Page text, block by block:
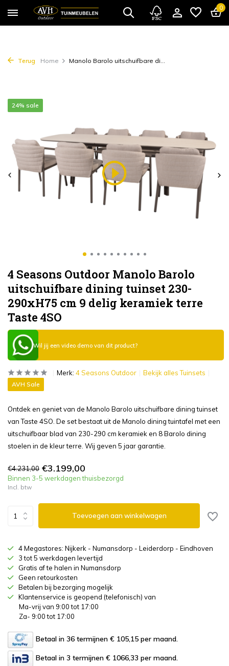
0
Terug Home Manolo Barolo uitschuifbare di...
4 Seasons Outdoor Manolo Barolo
uitschuifbare dining tuinset 230-
290xH75 cm 9 delig keramiek terre
Taste 4SO
24% sale
Wil jij een video demo van dit product?
Merk: 4 Seasons Outdoor Bekijk alles Tuinsets
AVH Sale
Ontdek en geniet van de Manolo Barolo uitschuifbare dining tuinset
van Taste 4SO. De set bestaat uit de Manolo dining tuintafel met een
uitschuifbaar blad van 230-290 cm keramiek en 8 Barolo dining
stoelen in de kleur terre. Wij geven 5 jaar garantie.
€4.231,00 €3.199,00
Binnen 3-5 werkdagen thuisbezorgd
Incl. btw
Toevoegen aan winkelwagen
4 Megastores: Nijkerk - Numansdorp - Leiderdorp - Eindhoven
3 tot 5 werkdagen levertijd
Gratis af te halen in Numansdorp
Geen retourkosten
Betalen bij bezorging mogelijk
Klantenservice is geopend (telefonisch) van
Ma-vrij van 9:00 tot 17:00
Za- 9:00 tot 17:00
Betaal in 36 termijnen € 105,15 per maand.
Betaal in 3 termijnen € 1066,33 per maand.